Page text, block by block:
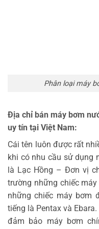
Phân loại máy
Địa chỉ bán máy bơm
uy tín tại Việt Nam:
Cái tên luôn được rất
khi có nhu cầu sử dụng
là Lạc Hồng – Đơn vị
trường những chiếc
những chiếc máy bơm
tiếng là Pentax và
đảm bảo máy bơm